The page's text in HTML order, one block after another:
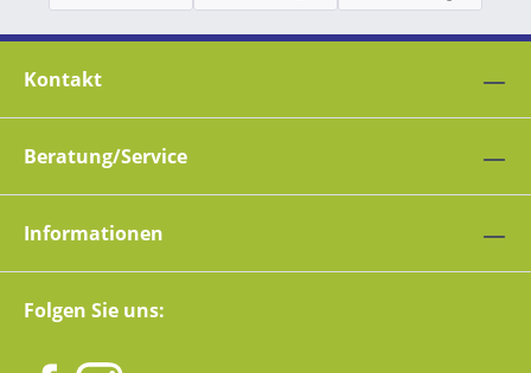
Kontakt
Beratung/Service
Informationen
Folgen Sie uns: